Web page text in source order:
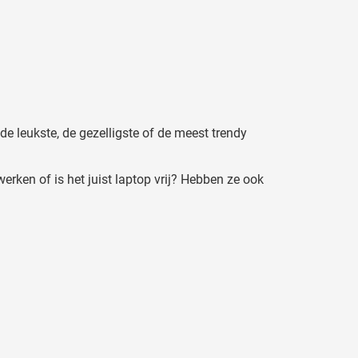
leukste, de gezelligste of de meest trendy
of is het juist laptop vrij? Hebben ze ook